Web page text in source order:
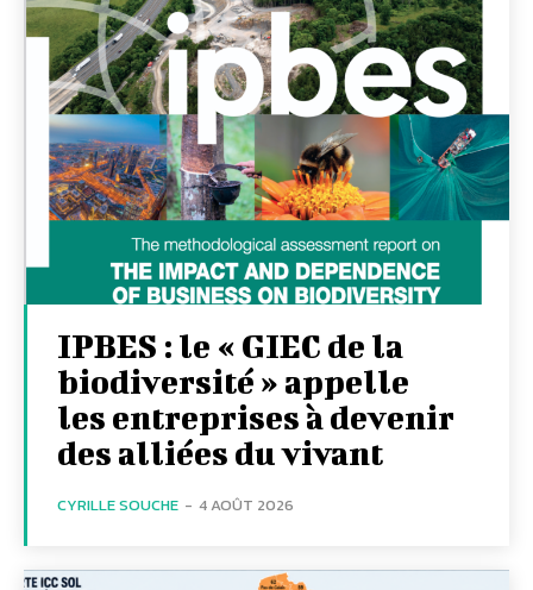
IPBES : le « GIEC de la
biodiversité » appelle
les entreprises à devenir
des alliées du vivant
CYRILLE SOUCHE - 4 AOÛT 2026